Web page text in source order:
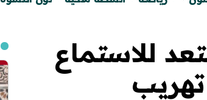
للاستماع
تهريب